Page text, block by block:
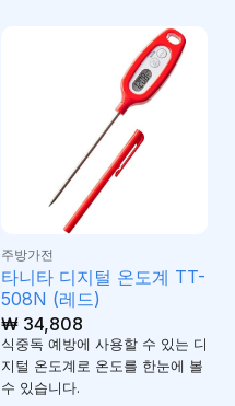
주방가전
타니타 디지털 온도계 TT-
508N (레드)
₩34,808
식중독 예방에 사용할 수 있는 디
지털 온도계로 온도를 한눈에 볼
수 있습니다.